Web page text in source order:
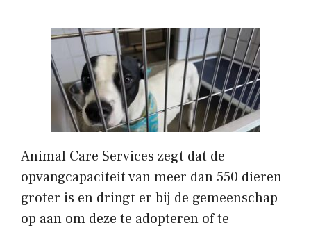
Animal Care Services zegt dat de
opvangcapaciteit van meer dan 550 dieren
groter is en dringt er bij de gemeenschap
op aan om deze te adopteren of te